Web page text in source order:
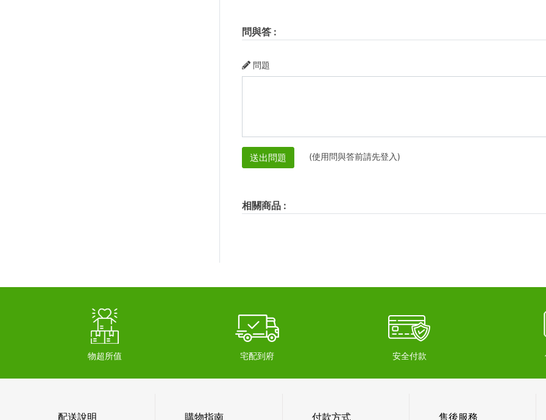
問與答:
問題
送出問題 (使用問與答前請先登入)
相關商品:
物超所值 宅配到府 安全付款
配送說明 購物指南 付款方式 售後服務